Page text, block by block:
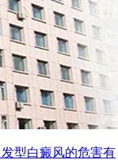
型白癜风的危害有